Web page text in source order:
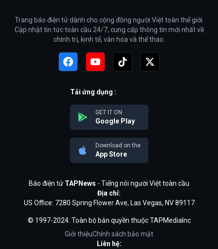
Trang báo điện tử dành cho cộng đồng người Việt toàn thế giới.
Cập nhật tin tức toàn cầu 24/7, cung cấp thông tin mới nhất về
chính trị, kinh tế, văn hóa và thể thao.
Tải ứng dụng :
GET IT ON
Google Play
Download on the
App Store
Báo điện tử TAPNews - Tiếng nói người Việt toàn cầu
Địa chỉ:
US Office: 7280 Spring Flower Ave, Las Vegas, NV 89117
© 1997-2024. Toàn bộ bản quyền thuộc TAPMediaInc
Giới thiệuChính sách bảo mật
Liên hệ: